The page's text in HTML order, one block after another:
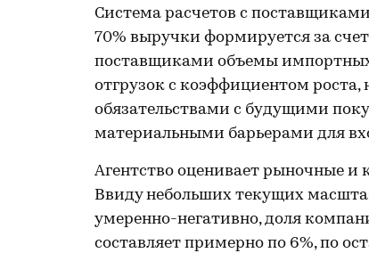
Система расчетов с
70% выручки формируется за
поставщиками объемы
отгрузок с коэффициентом
обязательствами с будущими
материальными барьерами для
Агентство оценивает рыночные
Ввиду небольших текущих
умеренно-негативно, доля
составляет примерно по 6%, по